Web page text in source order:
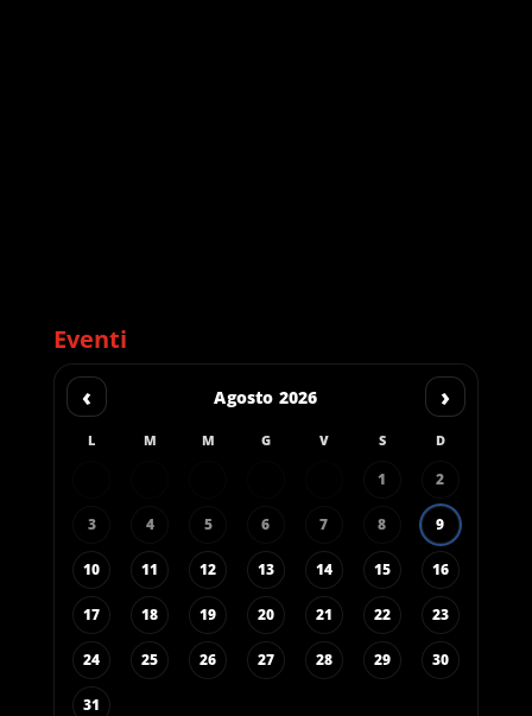
Eventi
‹
Agosto 2026 ›
L M M G V S D
1 2
3 4 5 6 7 8 9
10 11 12 13 14 15 16
17 18 19 20 21 22 23
24 25 26 27 28 29 30
31